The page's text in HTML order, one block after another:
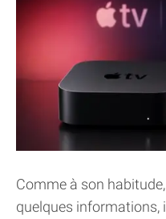
Comme à son
quelques informations,